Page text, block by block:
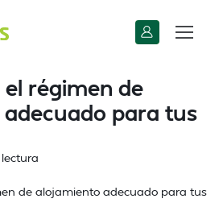
régimen de
para tus